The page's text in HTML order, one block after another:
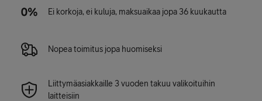
Ei korkoja, ei kuluja, maksuaikaa jopa 36 kuukautta
Nopea toimitus jopa huomiseksi
Liittymäasiakkaille 3 vuoden takuu valikoituihin
laitteisiin